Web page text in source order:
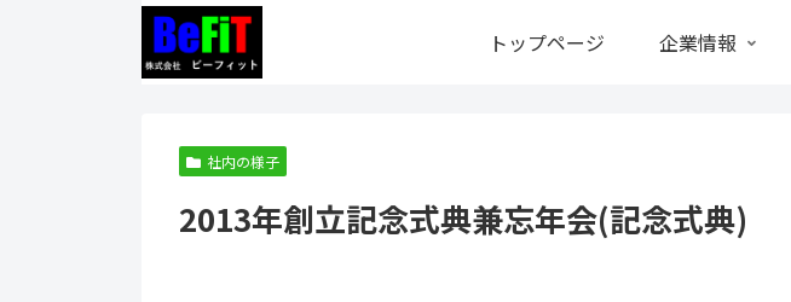
トップページ 企業情報
社内の様子
2013年創立記念式典兼忘年会(記念式典)